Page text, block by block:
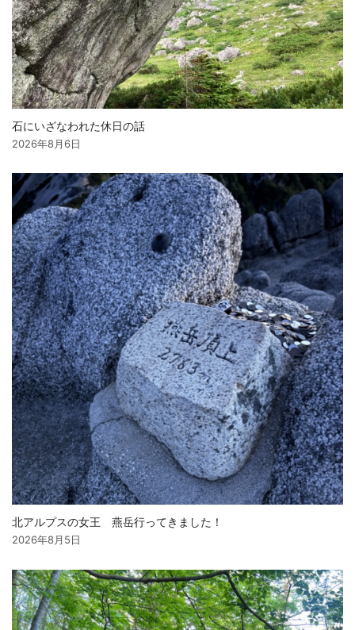
石にいざなわれた休日の話
2026年8月6日
北アルプスの女王 燕岳行ってきました！
2026年8月5日